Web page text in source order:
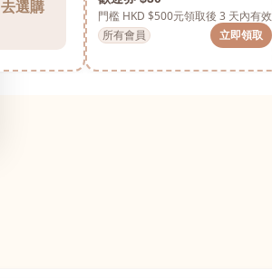
去選購 門檻 HKD $500元領取後 3 天內有效
所有會員
立即領取